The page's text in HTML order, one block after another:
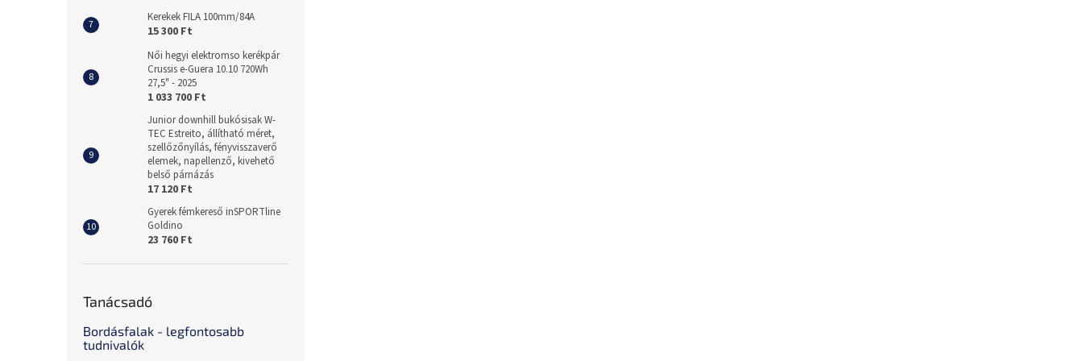
Kerekek FILA 100mm/84A
15 300 Ft
Női hegyi elektromso kerékpár
Crussis e-Guera 10.10 720Wh
27,5" - 2025
1 033 700 Ft
Junior downhill bukósisak W-
TEC Estreito, állítható méret,
szellőzőnyílás, fényvisszaverő
elemek, napellenző, kivehető
belső párnázás
17 120 Ft
Gyerek fémkereső inSPORTline
Goldino
23 760 Ft
Tanácsadó
Bordásfalak - legfontosabb
tudnivalók